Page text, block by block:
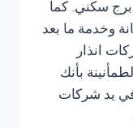
سكني. كما
وخدمة ما بعد
انذار
بأنك
في يد شركات